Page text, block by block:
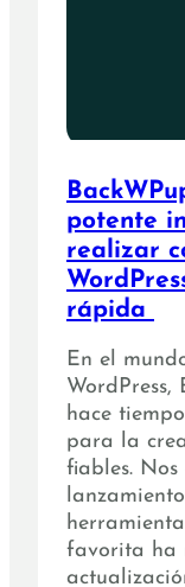
potente
realizar
rápida
En el
WordPress,
hace
para la
fiables. Nos
favorita ha